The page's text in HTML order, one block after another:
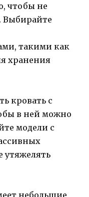
чтобы не
Выбирайте
такими как
хранения
кровать с
в ней можно
модели с
утяжелять